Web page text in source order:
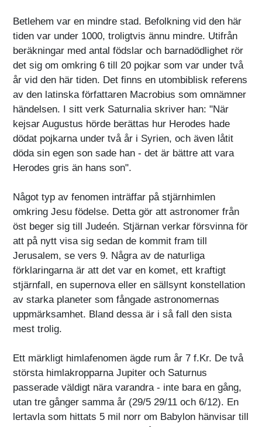
Betlehem var en mindre stad. Befolkning vid den här
tiden var under 1000, troligtvis ännu mindre. Utifrån
beräkningar med antal födslar och barnadödlighet rör
det sig om omkring 6 till 20 pojkar som var under två
år vid den här tiden. Det finns en utombiblisk referens
av den latinska författaren Macrobius som omnämner
händelsen. I sitt verk Saturnalia skriver han: "När
kejsar Augustus hörde berättas hur Herodes hade
dödat pojkarna under två år i Syrien, och även låtit
döda sin egen son sade han - det är bättre att vara
Herodes gris än hans son".
Något typ av fenomen inträffar på stjärnhimlen
omkring Jesu födelse. Detta gör att astronomer från
öst beger sig till Judeén. Stjärnan verkar försvinna för
att på nytt visa sig sedan de kommit fram till
Jerusalem, se vers 9. Några av de naturliga
förklaringarna är att det var en komet, ett kraftigt
stjärnfall, en supernova eller en sällsynt konstellation
av starka planeter som fångade astronomernas
uppmärksamhet. Bland dessa är i så fall den sista
mest trolig.
Ett märkligt himlafenomen ägde rum år 7 f.Kr. De två
största himlakropparna Jupiter och Saturnus
passerade väldigt nära varandra - inte bara en gång,
utan tre gånger samma år (29/5 29/11 och 6/12). En
lertavla som hittats 5 mil norr om Babylon hänvisar till